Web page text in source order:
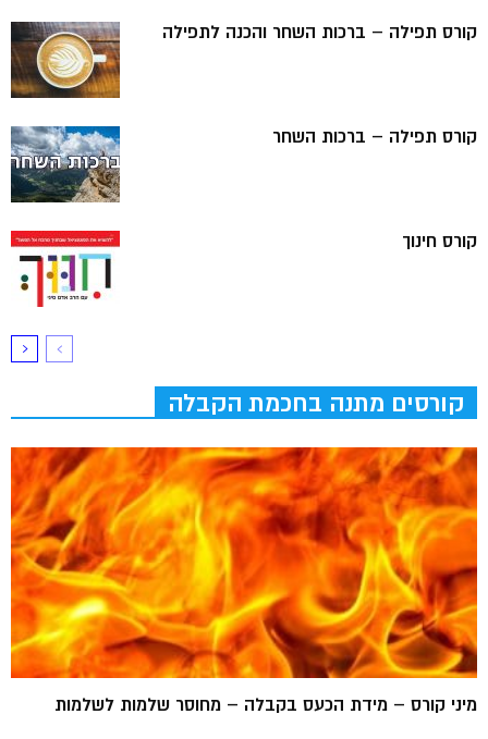
קורס תפילה – ברכות השחר והכנה לתפילה
קורס תפילה – ברכות השחר
קורס חינוך
קורסים מתנה בחכמת הקבלה
מיני קורס – מידת הכעס בקבלה – מחוסר שלמות לשלמות